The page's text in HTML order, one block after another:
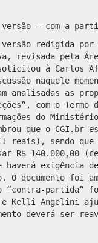
– com a
redigida por
revisada pela
à Carlos
naquele
analisadas as
com o Termo
do
que o
reais), sendo
R$ 140.000,00
haverá exigência
documento foi
partida”
Kelli Angelini
deverá ser